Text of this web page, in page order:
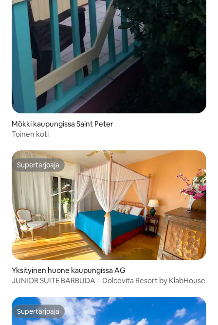
Mökki kaupungissa Saint Peter
Toinen koti
Supertarjoaja
Supertarjoaja
Yksityinen huone kaupungissa AG
JUNIOR SUITE BARBUDA – Dolcevita Resort by KlabHouse
Supertarjoaja
Supertarjoaja